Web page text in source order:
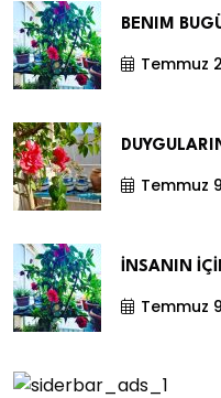
BENIM
Temmuz
Temmuz
İNSANIN
Temmuz